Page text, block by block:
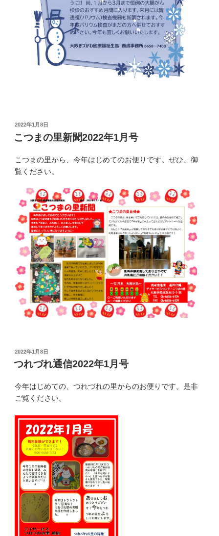
投
稿
日:
2022年1月8日
こつまの里新聞2022年1月号
こつまの里から、今年はじめてのお便りです。ぜひ、御
覧ください。
投
稿
日:
2022年1月8日
つれづれ通信2022年1月号
今年はじめての、つれづれの里からのお便りです。是非
ご覧ください。